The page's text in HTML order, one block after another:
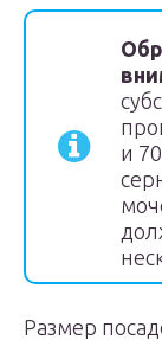
и
Размер